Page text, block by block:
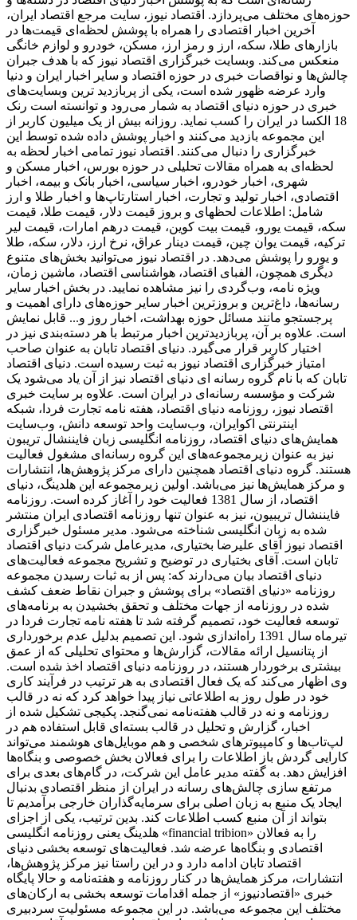
حوزه‌های مختلف می‌پردازد. اقتصاد نیوز، سایت مرجع اقتصاد ایران،
آخرین اخبار اقتصادی را همراه با پوشش لحظه‌ای قیمت‌ها در
بازارهای طلا، سکه، ارز و رمز ارز، مسکن، خودرو و لوازم خانگی
منعکس می‌کند. وبسایت خبرگزاری اقتصاد نیوز که با هدف جبران
چالش‌ها و نواقصات خبری در حوزه اقتصاد و سایر اخبار ایران و دنیا
وارد عرضه ظهور شده است، یکی از پربازدید ترین وبسایت‌های
خبری در حوزه دنیای اقتصاد به شمار می‌رود و توانسته است رنک
18 الکسا در ایران را کسب نماید. روزانه بیش از یک میلیون کاربر از
این مجموعه بازدید می‌کنند و اخبار پوشش داده شده توسط این
خبرگزاری را دنبال می‌کنند. اقتصاد نیوز تمامی اخبار لحظه به
لحظه‌ای به همراه مقالات تحلیلی در حوزه بورس، اخبار مسکن و
شهری، اخبار خودرو، اخبار سیاسی، اخبار بانک و بیمه، اخبار
اقتصادی، اخبار تولید و تجارت، اخبار استارتاپ‌ها و اخبار طلا و ارز
شامل: اطلاعات لحظهای و بروز قیمت دلار، قیمت طلا، قیمت
سکه، قیمت یورو، قیمت بیت کوین، قیمت درهم امارات، قیمت لیر
ترکیه، قیمت یوان چین، قیمت دینار عراق، نرخ ارز، دلار، سکه، طلا
و یورو را پوشش می‌دهد. در اقتصاد نیوز می‌توانید بخش‌های متنوع
دیگری همچون، الفبای اقتصاد، هواشناسی اقتصاد، ماشین زمان،
ویژه نامه، وب‌گردی را نیز مشاهده نمایید. در بخش اخبار سایر
رسانه‌ها، داغ‌ترین و بروزترین اخبار سایر حوزه‌های دارای اهمیت و
پرجستجو مانند مسائل حوزه بهداشت، اخبار روز و... قابل نمایش
است. علاوه بر آن، پربازدیدترین اخبار مرتبط با هر دسته‌بندی نیز در
اختیار کاربر قرار می‌گیرد. دنیای اقتصاد تابان به عنوان صاحب
امتیاز خبرگزاری اقتصاد نیوز به ثبت رسیده است. دنیای اقتصاد
تابان که با نام گروه رسانه ای دنیای اقتصاد نیز از آن یاد می‌شود یک
شرکت و مؤسسه رسانه‌ای در ایران است. علاوه بر سایت خبری
اقتصاد نیوز، روزنامه دنیای اقتصاد، هفته ‌نامه تجارت فردا، شبکه
اینترنتی اکوایران، وب‌سایت واحد توسعه دانش، وب‌سایت
همایش‌های دنیای اقتصاد، روزنامه انگلیسی ‌زبان فایننشال تریبون
نیز به عنوان زیرمجموعه‌های این گروه رسانه‌ای مشغول فعالیت
هستند. گروه دنیای اقتصاد همچنین دارای مرکز پژوهش‌ها، انتشارات
و مرکز همایش‌ها نیز می‌باشد. اولین زیرمجموعه این هلدینگ، دنیای
اقتصاد، از سال 1381 فعالیت خود را آغاز کرده است. روزنامه
فایننشال تریبیون، نیز به عنوان تنها روزنامه اقتصادی ایران منتشر
شده به زبان انگلیسی شناخته می‌شود. مدیر مسئول خبرگزاری
اقتصاد نیوز آقای علیرضا بختیاری، مدیرعامل شرکت دنیای اقتصاد
تابان است. آقای بختیاری در توضیح و تشریح مجموعه فعالیت‌های
دنیای اقتصاد بیان می‌دارند که: پس از به ثبات رسیدن مجموعه
روزنامه «دنیای اقتصاد» برای پوشش و جبران نقاط ضعف کشف
شده در روزنامه از جهات مختلف و تحقق بخشیدن به برنامه‌های
توسعه فعالیت خود، تصمیم گرفته شد تا هفته نامه تجارت فردا در
تیرماه سال 1391 راه‌اندازی شود. این تصمیم بدلیل عدم برخورداری
از پتانسیل ارائه مقالات، گزارش‌ها و محتوای تحلیلی که از عمق
بیشتری برخوردار هستند، در روزنامه دنیای اقتصاد اخذ شده است.
وی اظهار می‌کند که یک فعال اقتصادی به هر ترتیب در فرآیند کاری
خود در طول روز به اطلاعاتی نیاز پیدا خواهد کرد که نه در قالب
روزنامه و نه در قالب هفته‌نامه نمی‌گنجد. پکیجی تشکیل شده از
اخبار، گزارش و تحلیل در قالب بسته‌ای قابل استفاده هم در
لپ‌تاب‌ها و کامپیوترهای شخصی و هم موبایل‌های هوشمند می‌تواند
کارایی گردش باز اطلاعات را برای فعالان بخش خصوصی و بنگاه‌ها
افزایش دهد. به گفته مدیر عامل این شرکت، در گام‌های بعدی برای
مرتفع سازی چالش‌های رسانه در ایران از منظر اقتصادی بدنبال
ایجاد یک منبع به زبان اصلی برای سرمایه‌گذاران خارجی برآمدیم تا
بتواند از آن منبع کسب اطلاعات کند. بدین ترتیب، یکی از اجزای
هلدینگ یعنی روزنامه انگلیسی «financial tribion» را به فعالان
اقتصادی و بنگاه‌ها عرضه شد. فعالیت‌های توسعه بخشی دنیای
اقتصاد تابان ادامه دارد و در این راستا نیز مرکز پژوهش‌ها،
انتشارات، مرکز همایش‌ها در کنار روزنامه و هفته‌نامه و حالا پایگاه
خبری «اقتصادنیوز» از جمله اقدامات توسعه بخشی به ارکان‌های
مختلف این مجموعه می‌باشد. در این مجموعه مسئولیت سردبیری